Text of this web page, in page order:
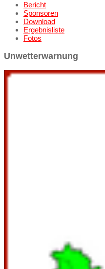
Bericht
Sponsoren
Download
Ergebnisliste
Fotos
Unwetterwarnung